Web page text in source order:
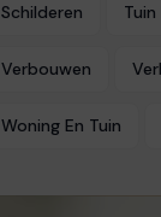
Schilderen
Verbouwen
Woning En Tuin